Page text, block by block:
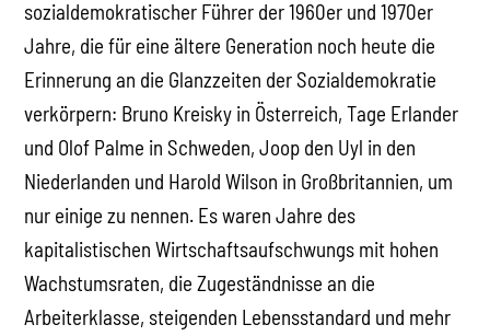
sozialdemokratischer Führer der 1960er und 1970er
Jahre, die für eine ältere Generation noch heute die
Erinnerung an die Glanzzeiten der Sozialdemokratie
verkörpern: Bruno Kreisky in Österreich, Tage Erlander
und Olof Palme in Schweden, Joop den Uyl in den
Niederlanden und Harold Wilson in Großbritannien, um
nur einige zu nennen. Es waren Jahre des
kapitalistischen Wirtschaftsaufschwungs mit hohen
Wachstumsraten, die Zugeständnisse an die
Arbeiterklasse, steigenden Lebensstandard und mehr